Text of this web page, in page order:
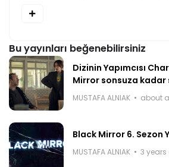
Bu yayınları beğenebilirsiniz
Dizinin Yapımcısı
Mirror sonsuza kadar
MUSTAFA ALNIAK about
Black Mirror 6. Sezon
MUSTAFA ALNIAK 3